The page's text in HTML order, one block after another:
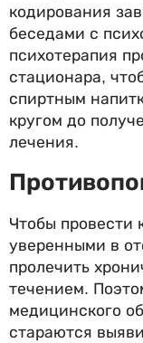
кодирования
беседами с
психотерапия
стационара,
спиртным
кругом до
лечения.
Чтобы провести
уверенными в
пролечить
течением.
медицинского
стараются